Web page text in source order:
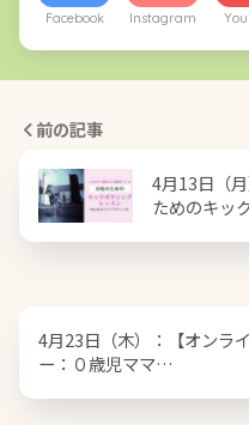
Facebook Instagram
前の記事
4月13日（
ためのキッ
4月23日（木）：【オンラ
ー：０歳児ママ…